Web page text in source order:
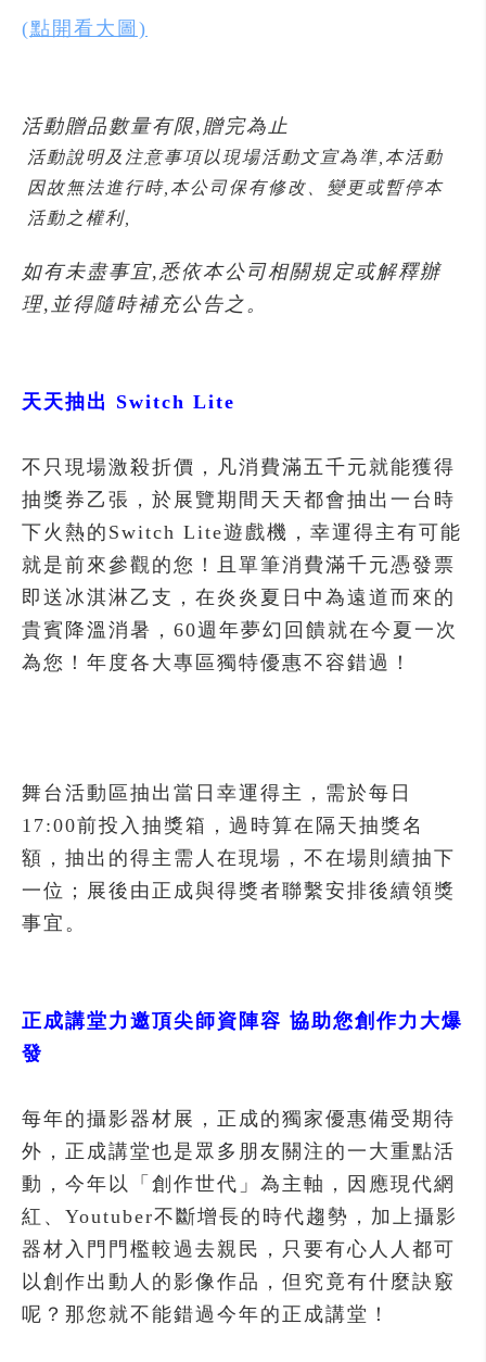
(點開看大圖)
活動贈品數量有限,贈完為止
活動說明及注意事項以現場活動文宣為準,本活動
因故無法進行時,本公司保有修改、變更或暫停本
活動之權利,
如有未盡事宜,悉依本公司相關規定或解釋辦
理,並得隨時補充公告之。
天天抽出 Switch Lite
不只現場激殺折價，凡消費滿五千元就能獲得
抽獎券乙張，於展覽期間天天都會抽出一台時
下火熱的Switch Lite遊戲機，幸運得主有可能
就是前來參觀的您！且單筆消費滿千元憑發票
即送冰淇淋乙支，在炎炎夏日中為遠道而來的
貴賓降溫消暑，60週年夢幻回饋就在今夏一次
為您！年度各大專區獨特優惠不容錯過！
舞台活動區抽出當日幸運得主，需於每日
17:00前投入抽獎箱，過時算在隔天抽獎名
額，抽出的得主需人在現場，不在場則續抽下
一位；展後由正成與得獎者聯繫安排後續領獎
事宜。
正成講堂力邀頂尖師資陣容 協助您創作力大爆
發
每年的攝影器材展，正成的獨家優惠備受期待
外，正成講堂也是眾多朋友關注的一大重點活
動，今年以「創作世代」為主軸，因應現代網
紅、Youtuber不斷增長的時代趨勢，加上攝影
器材入門門檻較過去親民，只要有心人人都可
以創作出動人的影像作品，但究竟有什麼訣竅
呢？那您就不能錯過今年的正成講堂！